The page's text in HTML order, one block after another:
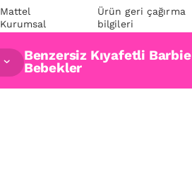
Mattel
Kurumsal
Ürün geri çağırma
bilgileri
Benzersiz Kıyafetli Barbie
Bebekler